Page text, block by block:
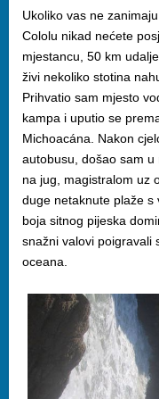
Ukoliko vas ne
Cololu nikad nećete
mjestancu, 50 km
živi nekoliko stotina
Prihvatio sam mjesto
kampa i uputio se
Michoacána. Nakon
autobusu, došao sam
na jug, magistralom uz
duge netaknute plaže s
boja sitnog pijeska
snažni valovi poigravali
oceana.